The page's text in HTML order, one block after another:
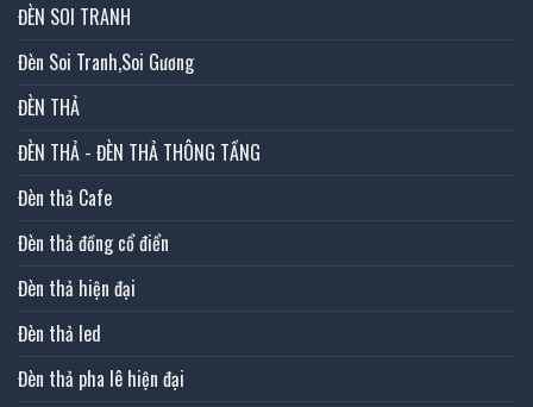
ĐÈN SOI TRANH
Đèn Soi Tranh,Soi Gương
ĐÈN THẢ
ĐÈN THẢ - ĐÈN THẢ THÔNG TẦNG
Đèn thả Cafe
Đèn thả đồng cổ điển
Đèn thả hiện đại
Đèn thả led
Đèn thả pha lê hiện đại